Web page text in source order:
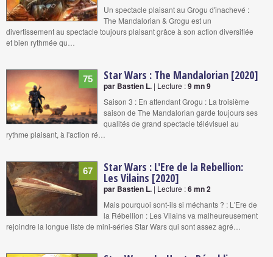
Un spectacle plaisant au Grogu d'inachevé :
The Mandalorian & Grogu est un
divertissement au spectacle toujours plaisant grâce à son action diversifiée
et bien rythmée qu…
75 Star Wars : The Mandalorian [2020]
par Bastien L. | Lecture :9 mn 9
Saison 3 : En attendant Grogu : La troisième
saison de The Mandalorian garde toujours ses
qualités de grand spectacle télévisuel au
rythme plaisant, à l'action ré…
67 Star Wars : L'Ere de la Rebellion:
Les Vilains [2020]
par Bastien L. | Lecture :6 mn 2
Mais pourquoi sont-ils si méchants ? : L'Ere de
la Rébellion : Les Vilains va malheureusement
rejoindre la longue liste de mini-séries Star Wars qui sont assez agré…